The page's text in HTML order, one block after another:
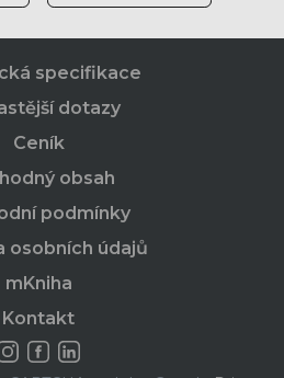
specifikace
dotazy
Ceník
obsah
podmínky
osobních údajů
mKniha
Kontakt